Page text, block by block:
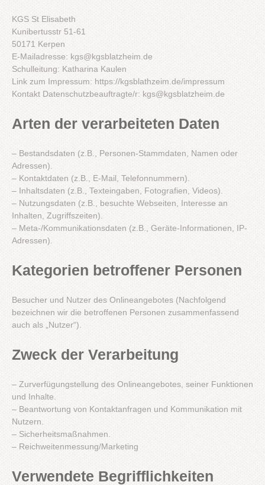
KGS St Elisabeth
Kunibertusstr 51-61
50171 Kerpen
E-Mailadresse: kgs@kgsblatzheim.de
Schulleitung: Katharina Kaulen
Link zum Impressum: https://kgsblathzeim.de/impressum
Kontakt Datenschutzbeauftragte/r: kgs@kgsblatzheim.de
Arten der verarbeiteten Daten
– Bestandsdaten (z.B., Personen-Stammdaten, Namen oder
Adressen).
– Kontaktdaten (z.B., E-Mail, Telefonnummern).
– Inhaltsdaten (z.B., Texteingaben, Fotografien, Videos).
– Nutzungsdaten (z.B., besuchte Webseiten, Interesse an
Inhalten, Zugriffszeiten).
– Meta-/Kommunikationsdaten (z.B., Geräte-Informationen, IP-
Adressen).
Kategorien betroffener Personen
Besucher und Nutzer des Onlineangebotes (Nachfolgend
bezeichnen wir die betroffenen Personen zusammenfassend
auch als „Nutzer“).
Zweck der Verarbeitung
– Zurverfügungstellung des Onlineangebotes, seiner Funktionen
und Inhalte.
– Beantwortung von Kontaktanfragen und Kommunikation mit
Nutzern.
– Sicherheitsmaßnahmen.
– Reichweitenmessung/Marketing
Verwendete Begrifflichkeiten